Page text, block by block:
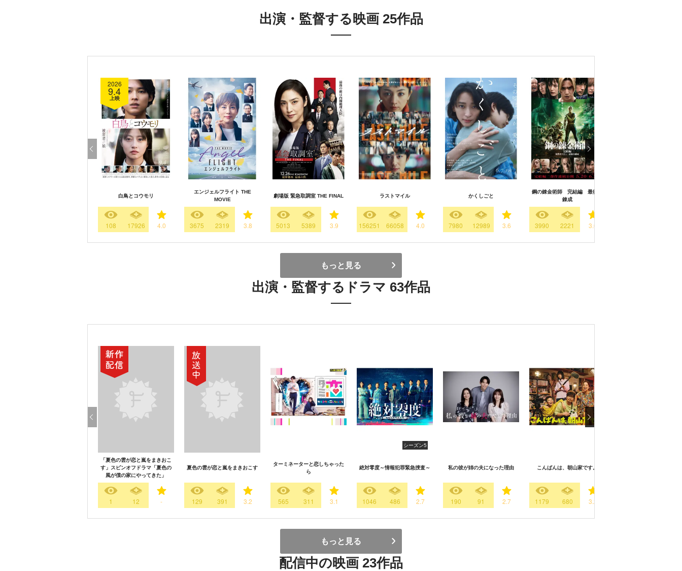
出演・監督する映画 25作品
2026
9.4
上映
白鳥とコウモリ
108 17926 4.0
エンジェルフライト THE
MOVIE
3675 2319 3.8
劇場版 緊急取調室 THE FINAL
5013 5389 3.9
ラストマイル
156251 66058 4.0
かくしごと
7980 12989 3.6
鋼の錬金術師 完結編 最後の
錬成
3990 2221 3.0
もっと見る
出演・監督するドラマ 63作品
「夏色の雲が恋と嵐をまきおこ
す」スピンオフドラマ「夏色の
風が僕の家にやってきた」
1 12 -
夏色の雲が恋と嵐をまきおこす
129 391 3.2
ターミネーターと恋しちゃった
ら
565 311 3.1
シーズン5
絶対零度～情報犯罪緊急捜査～
1046 486 2.7
私の彼が姉の夫になった理由
190 91 2.7
こんばんは、朝山家です。
1179 680 3.2
もっと見る
配信中の映画 23作品